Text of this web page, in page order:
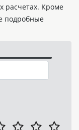
расчетах. Кроме
подробные